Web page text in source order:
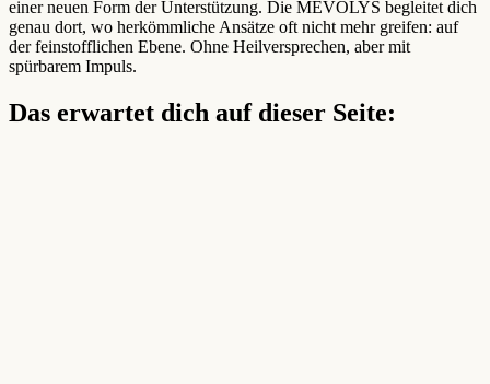
einer neuen Form der Unterstützung. Die MEVOLYS begleitet dich
genau dort, wo herkömmliche Ansätze oft nicht mehr greifen: auf
der feinstofflichen Ebene. Ohne Heilversprechen, aber mit
spürbarem Impuls.
Das erwartet dich auf dieser Seite: